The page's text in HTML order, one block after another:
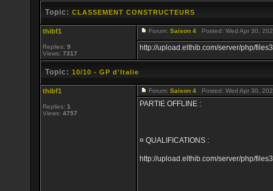
Topic: CLASSEMENT CONSTRUCTEURS
thibf1
Replies: 9
Views: 7317
Forum: Saison 4 Posted: Wed Apr 30,
http://upload.elthib.com/server/php/
Topic: 10/10 - GP d'Italie
thibf1
Replies: 1
Views: 4757
Forum: Saison 4 Posted: Wed Apr 30,
PARTIE OFFLINE :
¤ QUALIFICATIONS :
http://upload.elthib.com/server/php/